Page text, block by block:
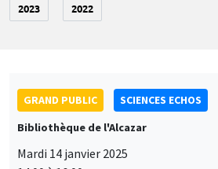
2023 2022
GRAND PUBLIC
SCIENCES ECHOS
Bibliothèque de l'Alcazar
Mardi 14 janvier 2025